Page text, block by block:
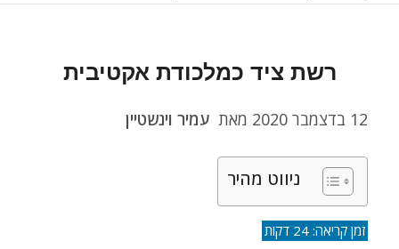
רשת ציד כמלכודת אקטיבית
12 בדצמבר 2020 מאת עמיר וינשטיין
ניווט מהיר